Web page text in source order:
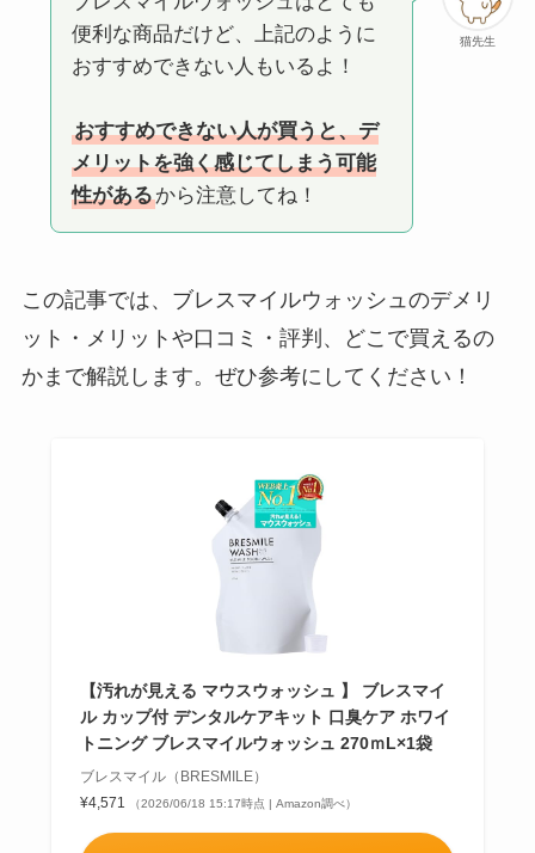
猫先生
便利な商品だけど、上記のように
おすすめできない人もいるよ！
おすすめできない人が買うと、デ
メリットを強く感じてしまう可能
性があるから注意してね！
この記事では、ブレスマイルウォッシュのデメリ
ット・メリットや口コミ・評判、どこで買えるの
かまで解説します。ぜひ参考にしてください！
【汚れが見える マウスウォッシュ 】 ブレスマイ
ル カップ付 デンタルケアキット 口臭ケア ホワイ
トニング ブレスマイルウォッシュ 270ｍL×1袋
ブレスマイル（BRESMILE）
¥4,571
（2026/06/18 15:17時点 | Amazon調べ）